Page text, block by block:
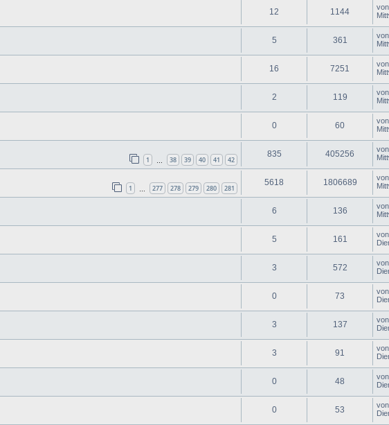
12 1144 von
5 361 von
16 7251 von
2 119 von
0 60 von
1 38 39 40 41 42
835 405256 von
1 277 278 279 280 281
5618 1806689 von
6 136 von
5 161 von
3 572 von
0 73 von
3 137 von
3 91 von
0 48 von
0 53 von